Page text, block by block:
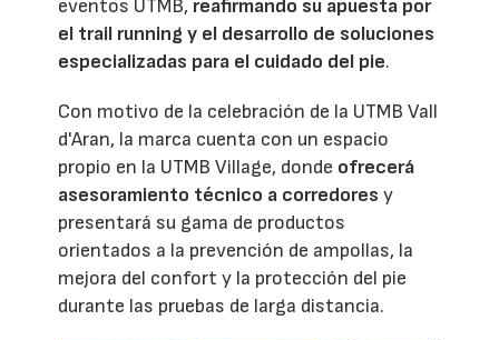
eventos UTMB, reafirmando su apuesta por
el trail running y el desarrollo de soluciones
especializadas para el cuidado del pie.
Con motivo de la celebración de la UTMB Vall
d'Aran, la marca cuenta con un espacio
propio en la UTMB Village, donde ofrecerá
asesoramiento técnico a corredores y
presentará su gama de productos
orientados a la prevención de ampollas, la
mejora del confort y la protección del pie
durante las pruebas de larga distancia.